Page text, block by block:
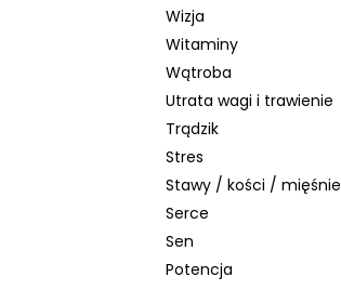
Wizja
Witaminy
Wątroba
Utrata wagi i trawienie
Trądzik
Stres
Stawy / kości / mięśnie
Serce
Sen
Potencja